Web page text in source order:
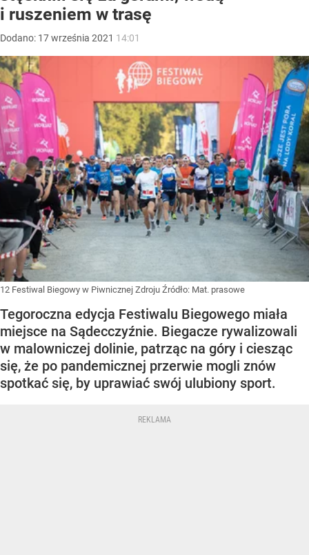
i ruszeniem w trasę
Dodano: 17września 2021 14:01
12 Festiwal Biegowy w Piwnicznej Zdroju Źródło: Mat. prasowe
Tegoroczna edycja Festiwalu Biegowego miała
miejsce na Sądecczyźnie. Biegacze rywalizowali
w malowniczej dolinie, patrząc na góry i ciesząc
się, że po pandemicznej przerwie mogli znów
spotkać się, by uprawiać swój ulubiony sport.